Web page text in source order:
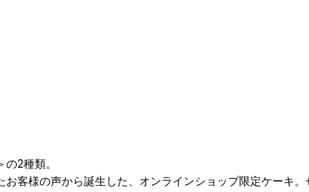
2種類。
客様の声から誕生した、オンラインショップ限定ケーキ。